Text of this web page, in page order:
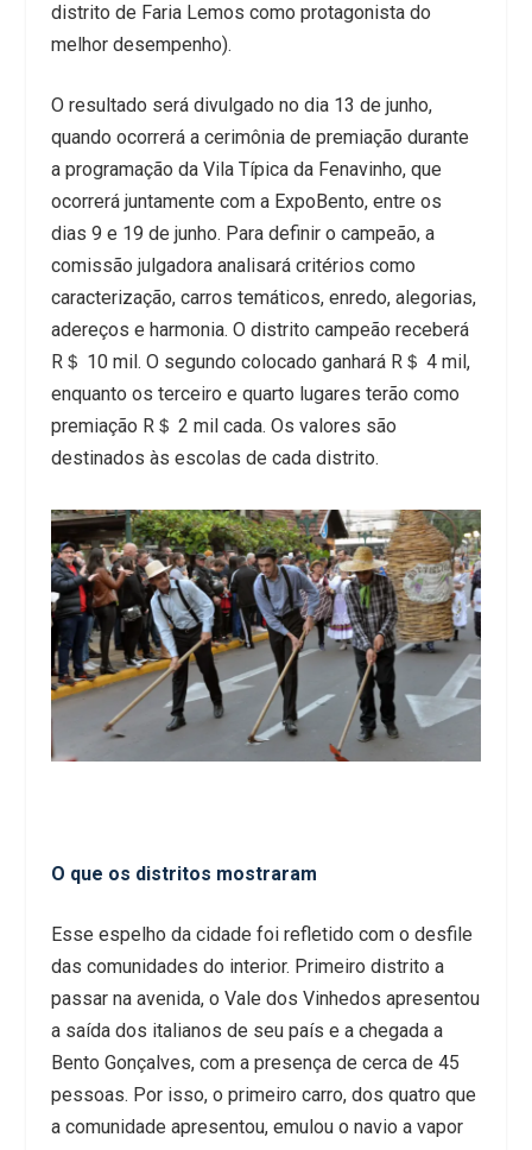
distrito de Faria Lemos como protagonista do
melhor desempenho).
O resultado será divulgado no dia 13 de junho,
quando ocorrerá a cerimônia de premiação durante
a programação da Vila Típica da Fenavinho, que
ocorrerá juntamente com a ExpoBento, entre os
dias 9 e 19 de junho. Para definir o campeão, a
comissão julgadora analisará critérios como
caracterização, carros temáticos, enredo, alegorias,
adereços e harmonia. O distrito campeão receberá
R＄ 10 mil. O segundo colocado ganhará R＄ 4 mil,
enquanto os terceiro e quarto lugares terão como
premiação R＄ 2 mil cada. Os valores são
destinados às escolas de cada distrito.
O que os distritos mostraram
Esse espelho da cidade foi refletido com o desfile
das comunidades do interior. Primeiro distrito a
passar na avenida, o Vale dos Vinhedos apresentou
a saída dos italianos de seu país e a chegada a
Bento Gonçalves, com a presença de cerca de 45
pessoas. Por isso, o primeiro carro, dos quatro que
a comunidade apresentou, emulou o navio a vapor